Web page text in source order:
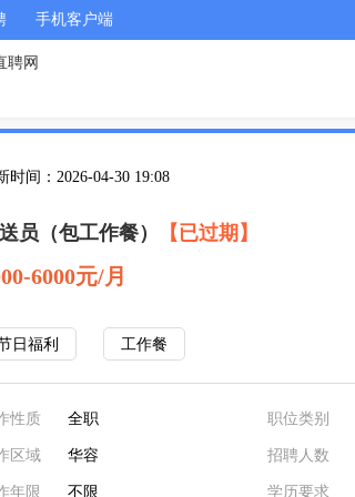
手机客户端
时间：2026-04-30 19:08
员（包工作餐） 【已过期】
6000元/月
日福利 工作餐
性质 全职
区域 华容
年限 不限
职位类别
招聘人数
学历要求